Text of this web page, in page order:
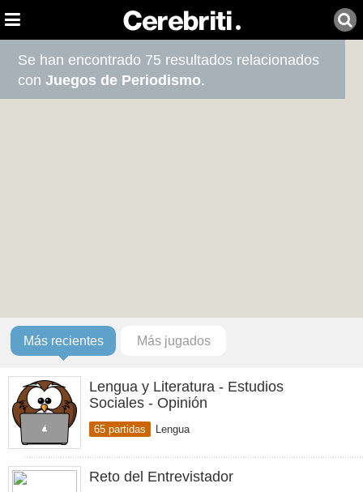
Se han encontrado 75 resultados relacionados
conJuegos de Periodismo.
Más recientes Más jugados
Lengua y Literatura - Estudios
Sociales - Opinión
65 partidas Lengua
Reto del Entrevistador